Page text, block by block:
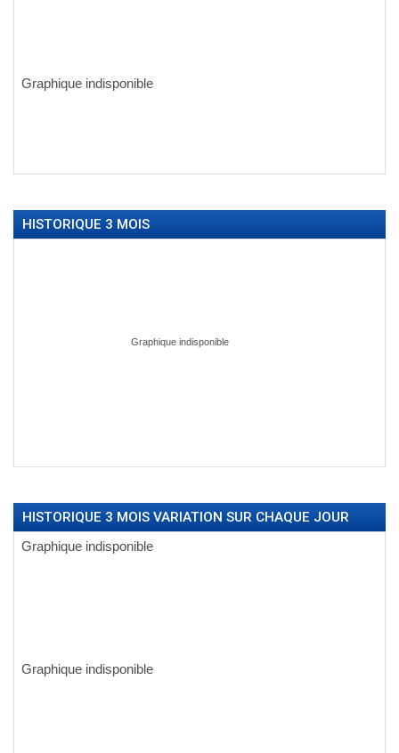
HISTORIQUE 3 MOIS
HISTORIQUE 3 MOIS VARIATION SUR CHAQUE JOUR